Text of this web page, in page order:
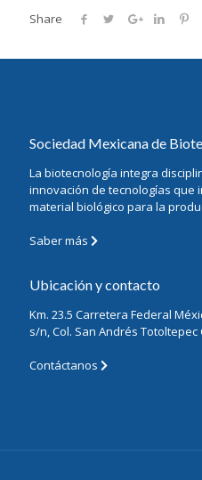
Share
Sociedad Mexicana de
La biotecnología integra
innovación de tecnologías que
material biológico para la
Saber más
Ubicación y contacto
Km. 23.5 Carretera Federal
s/n, Col. San Andrés Totoltepec
Contáctanos